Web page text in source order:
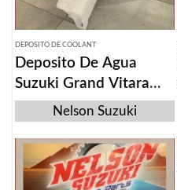
DEPOSITO DE COOLANT
Deposito De Agua
Suzuki Grand Vitara
2015-2016-On
Nelson Suzuki